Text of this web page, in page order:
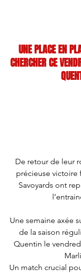
UNE PLACE EN
CHERCHER CE
De retour de leur
précieuse victoire
Savoyards ont
Une semaine axée
de la saison
Quentin le
Un match crucial